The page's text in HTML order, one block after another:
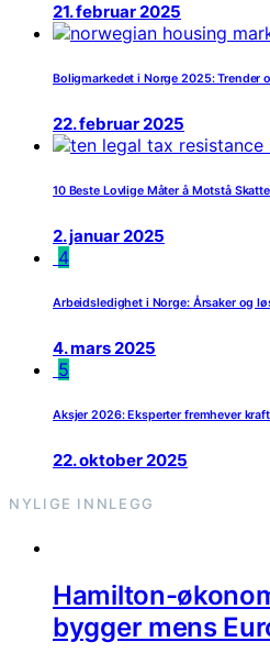
21. februar 2025
Boligmarkedet i Norge 2025: Trender
22. februar 2025
10 Beste Lovlige Måter å Motstå
2. januar 2025
4
Arbeidsledighet i Norge: Årsaker og
4. mars 2025
5
Aksjer 2026: Eksperter fremhever
22. oktober 2025
NYLIGE INNLEGG
Hamilton-
bygger mens